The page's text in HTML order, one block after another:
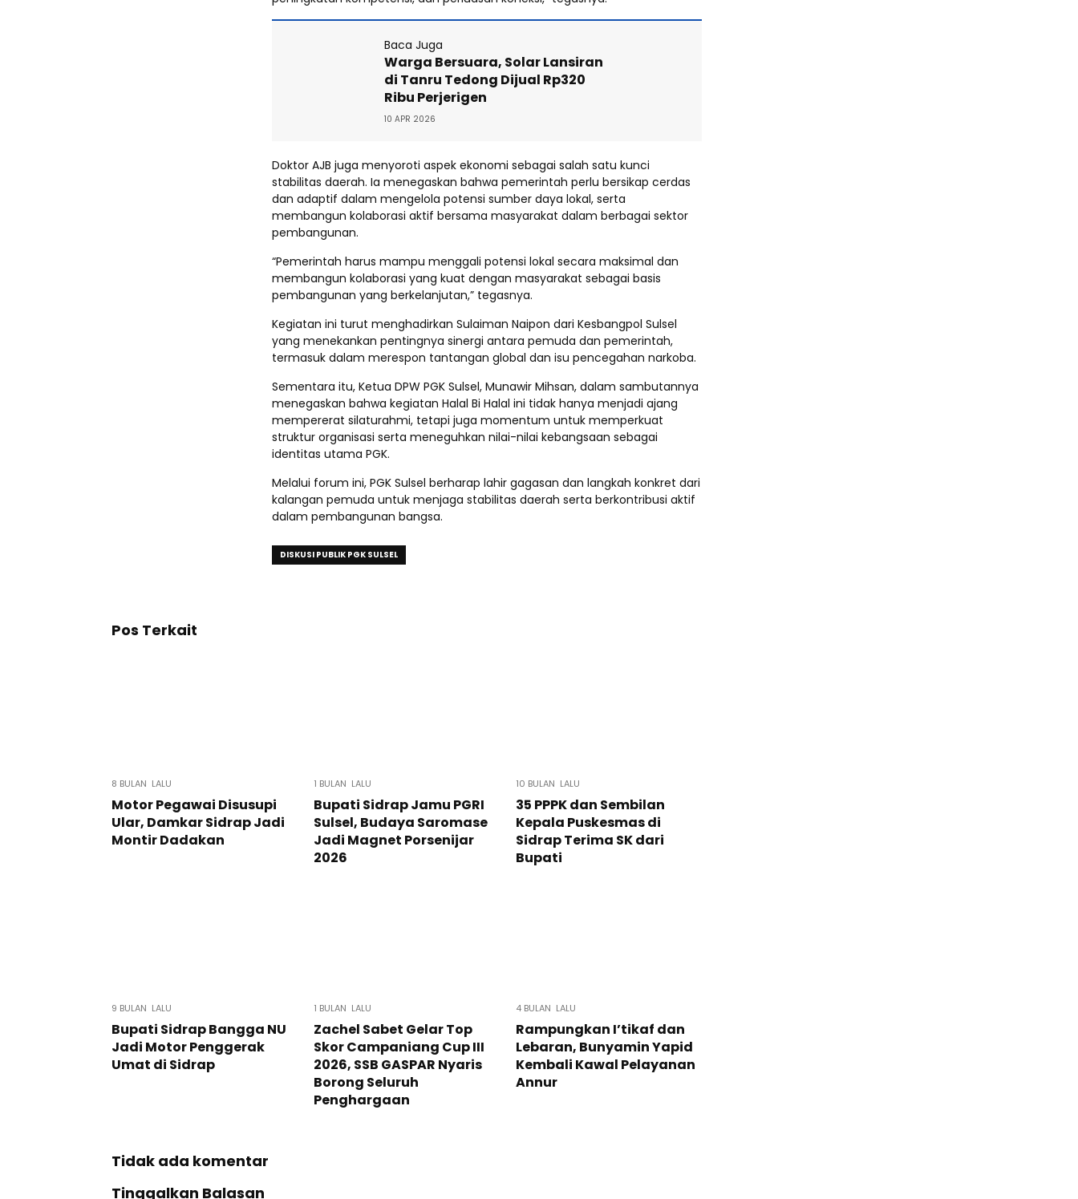
Baca Juga
Warga Bersuara, Solar Lansiran
di Tanru Tedong Dijual Rp320
Ribu Perjerigen
10 APR 2026
Doktor AJB juga menyoroti aspek ekonomi sebagai salah satu kunci
stabilitas daerah. Ia menegaskan bahwa pemerintah perlu bersikap cerdas
dan adaptif dalam mengelola potensi sumber daya lokal, serta
membangun kolaborasi aktif bersama masyarakat dalam berbagai sektor
pembangunan.
“Pemerintah harus mampu menggali potensi lokal secara maksimal dan
membangun kolaborasi yang kuat dengan masyarakat sebagai basis
pembangunan yang berkelanjutan,” tegasnya.
Kegiatan ini turut menghadirkan Sulaiman Naipon dari Kesbangpol Sulsel
yang menekankan pentingnya sinergi antara pemuda dan pemerintah,
termasuk dalam merespon tantangan global dan isu pencegahan narkoba.
Sementara itu, Ketua DPW PGK Sulsel, Munawir Mihsan, dalam sambutannya
menegaskan bahwa kegiatan Halal Bi Halal ini tidak hanya menjadi ajang
mempererat silaturahmi, tetapi juga momentum untuk memperkuat
struktur organisasi serta meneguhkan nilai-nilai kebangsaan sebagai
identitas utama PGK.
Melalui forum ini, PGK Sulsel berharap lahir gagasan dan langkah konkret dari
kalangan pemuda untuk menjaga stabilitas daerah serta berkontribusi aktif
dalam pembangunan bangsa.
DISKUSI PUBLIK PGK SULSEL
Pos Terkait
8 BULAN LALU
Motor Pegawai Disusupi
Ular, Damkar Sidrap Jadi
Montir Dadakan
1 BULAN LALU
Bupati Sidrap Jamu PGRI
Sulsel, Budaya Saromase
Jadi Magnet Porsenijar
2026
10 BULAN LALU
35 PPPK dan Sembilan
Kepala Puskesmas di
Sidrap Terima SK dari
Bupati
9 BULAN LALU
Bupati Sidrap Bangga NU
Jadi Motor Penggerak
Umat di Sidrap
1 BULAN LALU
Zachel Sabet Gelar Top
Skor Campaniang Cup III
2026, SSB GASPAR Nyaris
Borong Seluruh
Penghargaan
4 BULAN LALU
Rampungkan I’tikaf dan
Lebaran, Bunyamin Yapid
Kembali Kawal Pelayanan
Annur
Tidak ada komentar
Tinggalkan Balasan